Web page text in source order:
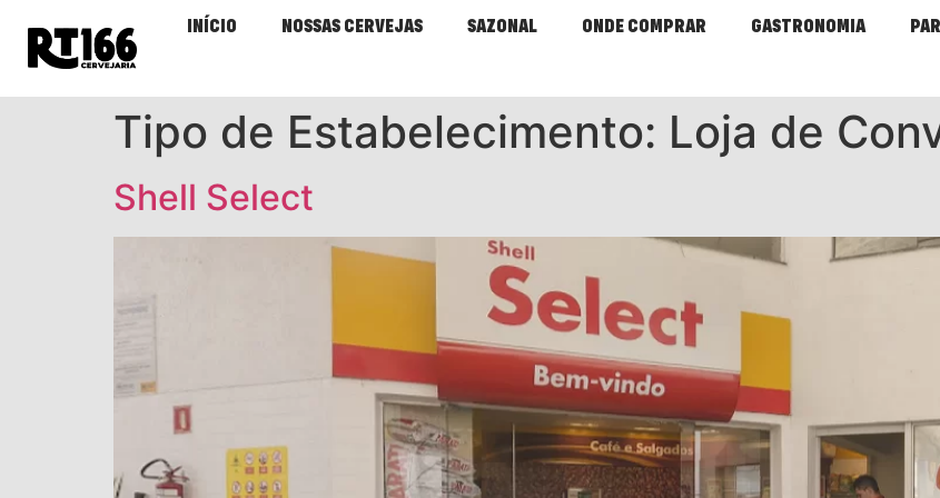
INÍCIO NOSSAS CERVEJAS SAZONAL ONDE COMPRAR GASTRONOMIA
Tipo de Estabelecimento: Loja de
Shell Select